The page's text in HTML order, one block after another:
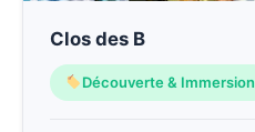
Clos des B
Découverte & Immersion